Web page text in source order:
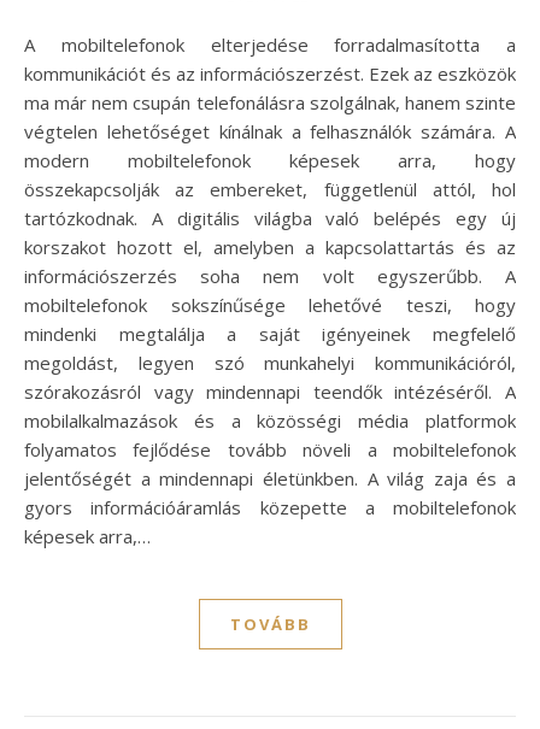
A mobiltelefonok elterjedése forradalmasította a
kommunikációt és az információszerzést. Ezek az eszközök
ma már nem csupán telefonálásra szolgálnak, hanem szinte
végtelen lehetőséget kínálnak a felhasználók számára. A
modern mobiltelefonok képesek arra, hogy
összekapcsolják az embereket, függetlenül attól, hol
tartózkodnak. A digitális világba való belépés egy új
korszakot hozott el, amelyben a kapcsolattartás és az
információszerzés soha nem volt egyszerűbb. A
mobiltelefonok sokszínűsége lehetővé teszi, hogy
mindenki megtalálja a saját igényeinek megfelelő
megoldást, legyen szó munkahelyi kommunikációról,
szórakozásról vagy mindennapi teendők intézéséről. A
mobilalkalmazások és a közösségi média platformok
folyamatos fejlődése tovább növeli a mobiltelefonok
jelentőségét a mindennapi életünkben. A világ zaja és a
gyors információáramlás közepette a mobiltelefonok
képesek arra,…
TOVÁBB